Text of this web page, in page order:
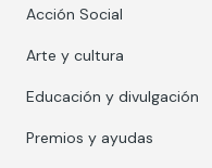
Acción Social
Arte y cultura
Educación y divulgación
Premios y ayudas